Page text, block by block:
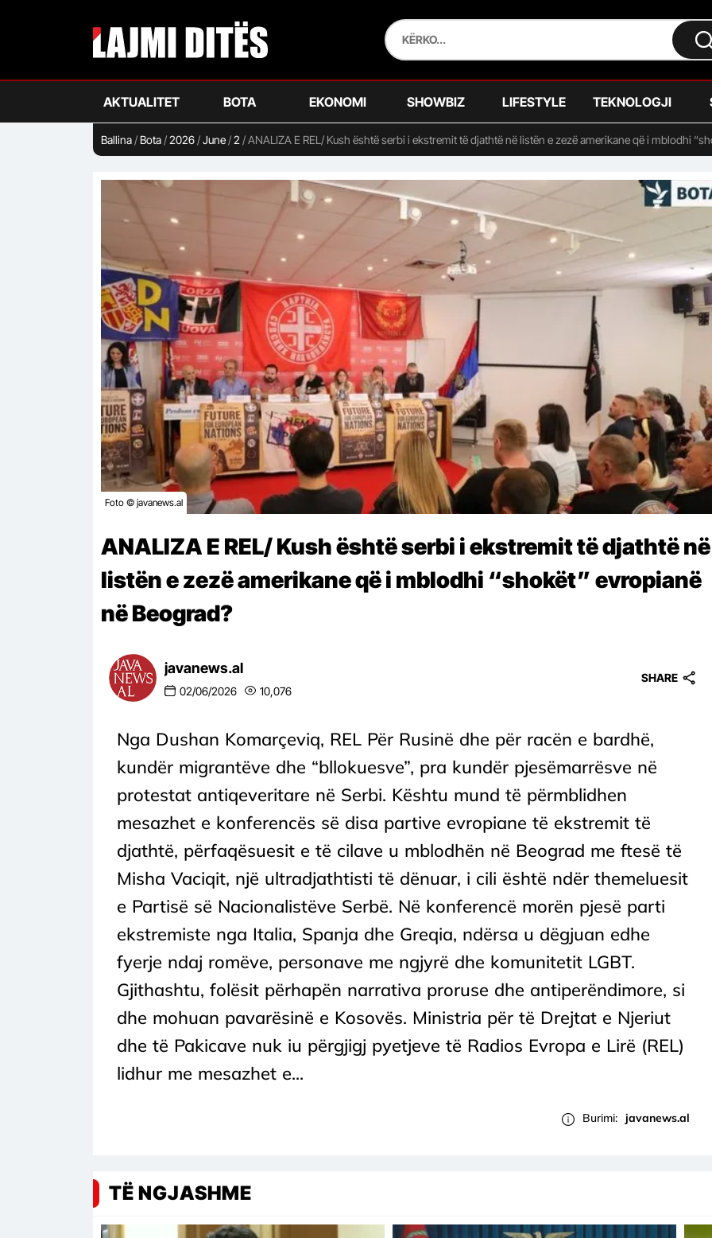
AKTUALITET BOTA EKONOMI SHOWBIZ LIFESTYLE TEKNOLOGJI
Ballina/ Bota/2026/June/2 /ANALIZA E REL/ Kush është serbi i ekstremit të djathtë në listën e zezë amerikane që i mblodhi
Foto © javanews.al
ANALIZA E REL/ Kush është serbi i ekstremit të djathtë në
listën e zezë amerikane që i mblodhi “shokët” evropianë
në Beograd?
javanews.al
02/06/2026 10,076
SHARE
Nga Dushan Komarçeviq, REL Për Rusinë dhe për racën e bardhë,
kundër migrantëve dhe “bllokuesve”, pra kundër pjesëmarrësve në
protestat antiqeveritare në Serbi. Kështu mund të përmblidhen
mesazhet e konferencës së disa partive evropiane të ekstremit të
djathtë, përfaqësuesit e të cilave u mblodhën në Beograd me ftesë të
Misha Vaciqit, një ultradjathtisti të dënuar, i cili është ndër themeluesit
e Partisë së Nacionalistëve Serbë. Në konferencë morën pjesë parti
ekstremiste nga Italia, Spanja dhe Greqia, ndërsa u dëgjuan edhe
fyerje ndaj romëve, personave me ngjyrë dhe komunitetit LGBT.
Gjithashtu, folësit përhapën narrativa proruse dhe antiperëndimore, si
dhe mohuan pavarësinë e Kosovës. Ministria për të Drejtat e Njeriut
dhe të Pakicave nuk iu përgjigj pyetjeve të Radios Evropa e Lirë (REL)
lidhur me mesazhet e...
Burimi: javanews.al
TË NGJASHME